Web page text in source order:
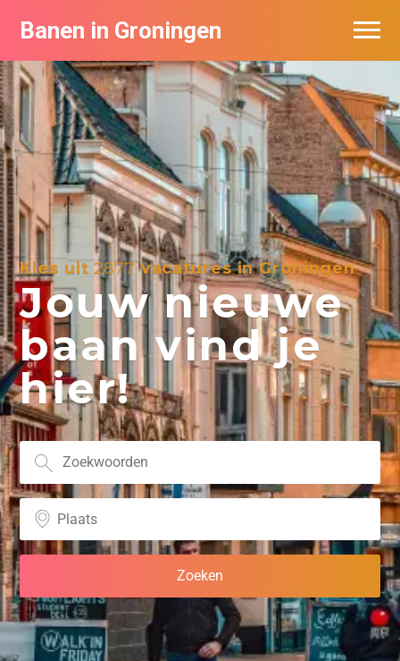
Banen in Groningen
Kies uit2877vacatures in Groningen
Jouw nieuwe
baan vind je
hier!
Vacatures per bedrijf
De populairste vacatures in Groningen
Nieuwsbrief feed